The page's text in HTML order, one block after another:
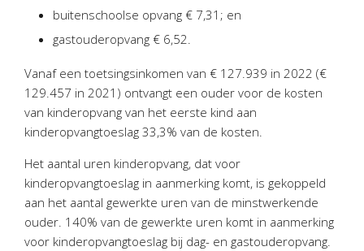
Contact
AvantiOnline
Twinfield – Boekhouden
BaseCone – Facturen
Visionplanner – Rapportage
Klantenportaal – Online dossiers
Online Salaris – Salarissen
buitenschoolse opvang € 7,31; en
gastouderopvang € 6,52.
Vanaf een toetsingsinkomen van € 127.939 in 2022 (€
129.457 in 2021) ontvangt een ouder voor de kosten
van kinderopvang van het eerste kind aan
kinderopvangtoeslag 33,3% van de kosten.
Het aantal uren kinderopvang, dat voor
kinderopvangtoeslag in aanmerking komt, is gekoppeld
aan het aantal gewerkte uren van de minstwerkende
ouder. 140% van de gewerkte uren komt in aanmerking
voor kinderopvangtoeslag bij dag- en gastouderopvang.